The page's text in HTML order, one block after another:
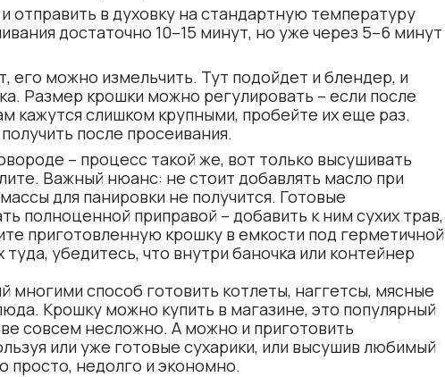
отправить в духовку на стандартную температуру
достаточно 10–15 минут, но уже через 5–6 минут
его можно измельчить. Тут подойдет и блендер, и
Размер крошки можно регулировать – если после
кажутся слишком крупными, пробейте их еще раз.
после просеивания.
– процесс такой же, вот только высушивать
Важный нюанс: не стоит добавлять масло при
для панировки не получится. Готовые
полноценной приправой – добавить к ним сухих трав,
приготовленную крошку в емкости под герметичной
убедитесь, что внутри баночка или контейнер
многими способ готовить котлеты, наггетсы, мясные
Крошку можно купить в магазине, это популярный
совсем несложно. А можно и приготовить
или уже готовые сухарики, или высушив любимый
просто, недолго и экономно.